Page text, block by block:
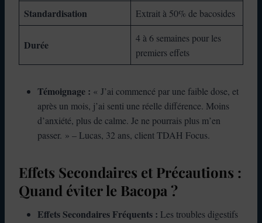
Standardisation Extrait à 50% de bacosides
Durée
4 à 6 semaines pour les
premiers effets
Témoignage : « J’ai commencé par une faible dose, et
après un mois, j’ai senti une réelle différence. Moins
d’anxiété, plus de calme. Je ne pourrais plus m’en
passer. » – Lucas, 32 ans, client TDAH Focus.
Effets Secondaires et Précautions :
Quand éviter le Bacopa ?
Effets Secondaires Fréquents : Les troubles digestifs